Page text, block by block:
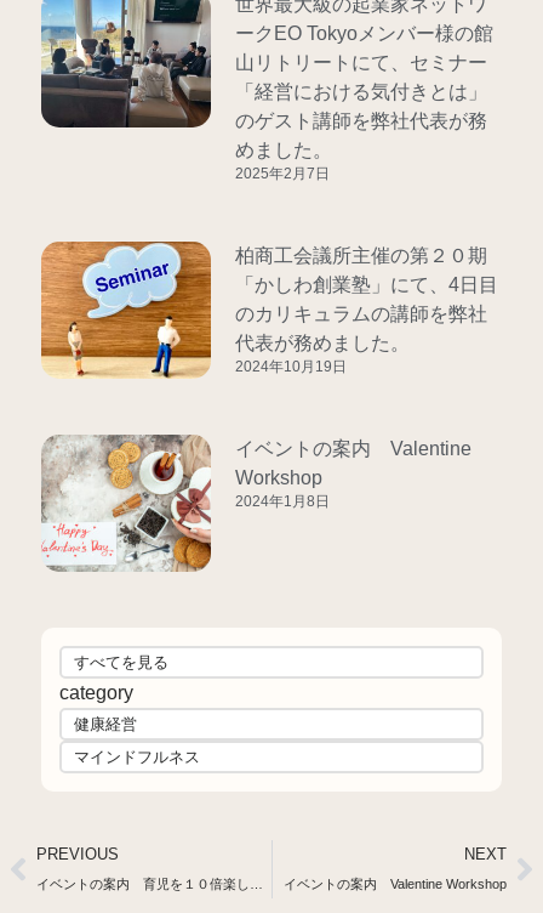
ークEO Tokyoメンバー様の館
山リトリートにて、セミナー
「経営における気付きとは」
のゲスト講師を弊社代表が務
めました。
2025年2月7日
柏商工会議所主催の第２０期
「かしわ創業塾」にて、4日目
のカリキュラムの講師を弊社
代表が務めました。
2024年10月19日
イベントの案内 Valentine
Workshop
2024年1月8日
すべてを見る
category
健康経営
マインドフルネス
PREVIOUS NEXT
イベントの案内 Valentine Workshop